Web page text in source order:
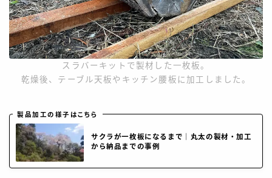
スラバーキットで製材した一枚板。
乾燥後、テーブル天板やキッチン腰板に加工しました。
製品加工の様子はこちら
サクラが一枚板になるまで｜丸太の製材・加工
から納品までの事例